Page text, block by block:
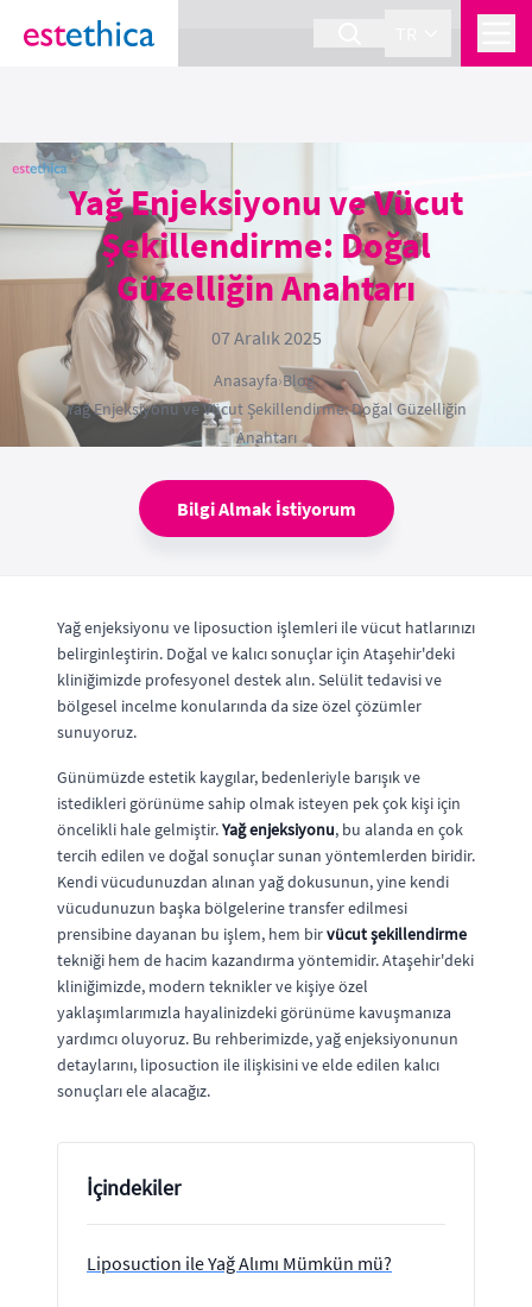
section Service {
Yağ Enjeksiyonu ve Vücut
Şekillendirme: Doğal
Güzelliğin Anahtarı
07 Aralık 2025
Anasayfa›Blog›
Yağ Enjeksiyonu ve Vücut Şekillendirme: Doğal Güzelliğin
Anahtarı
Bilgi Almak İstiyorum
Yağ enjeksiyonu ve liposuction işlemleri ile vücut hatlarınızı
belirginleştirin. Doğal ve kalıcı sonuçlar için Ataşehir'deki
kliniğimizde profesyonel destek alın. Selülit tedavisi ve
bölgesel incelme konularında da size özel çözümler
sunuyoruz.
Günümüzde estetik kaygılar, bedenleriyle barışık ve
istedikleri görünüme sahip olmak isteyen pek çok kişi için
öncelikli hale gelmiştir.Yağ enjeksiyonu, bu alanda en çok
tercih edilen ve doğal sonuçlar sunan yöntemlerden biridir.
Kendi vücudunuzdan alınan yağ dokusunun, yine kendi
vücudunuzun başka bölgelerine transfer edilmesi
prensibine dayanan bu işlem, hem birvücut şekillendirme
tekniği hem de hacim kazandırma yöntemidir. Ataşehir'deki
kliniğimizde, modern teknikler ve kişiye özel
yaklaşımlarımızla hayalinizdeki görünüme kavuşmanıza
yardımcı oluyoruz. Bu rehberimizde, yağ enjeksiyonunun
detaylarını, liposuction ile ilişkisini ve elde edilen kalıcı
sonuçları ele alacağız.
İçindekiler
Liposuction ile Yağ Alımı Mümkün mü?